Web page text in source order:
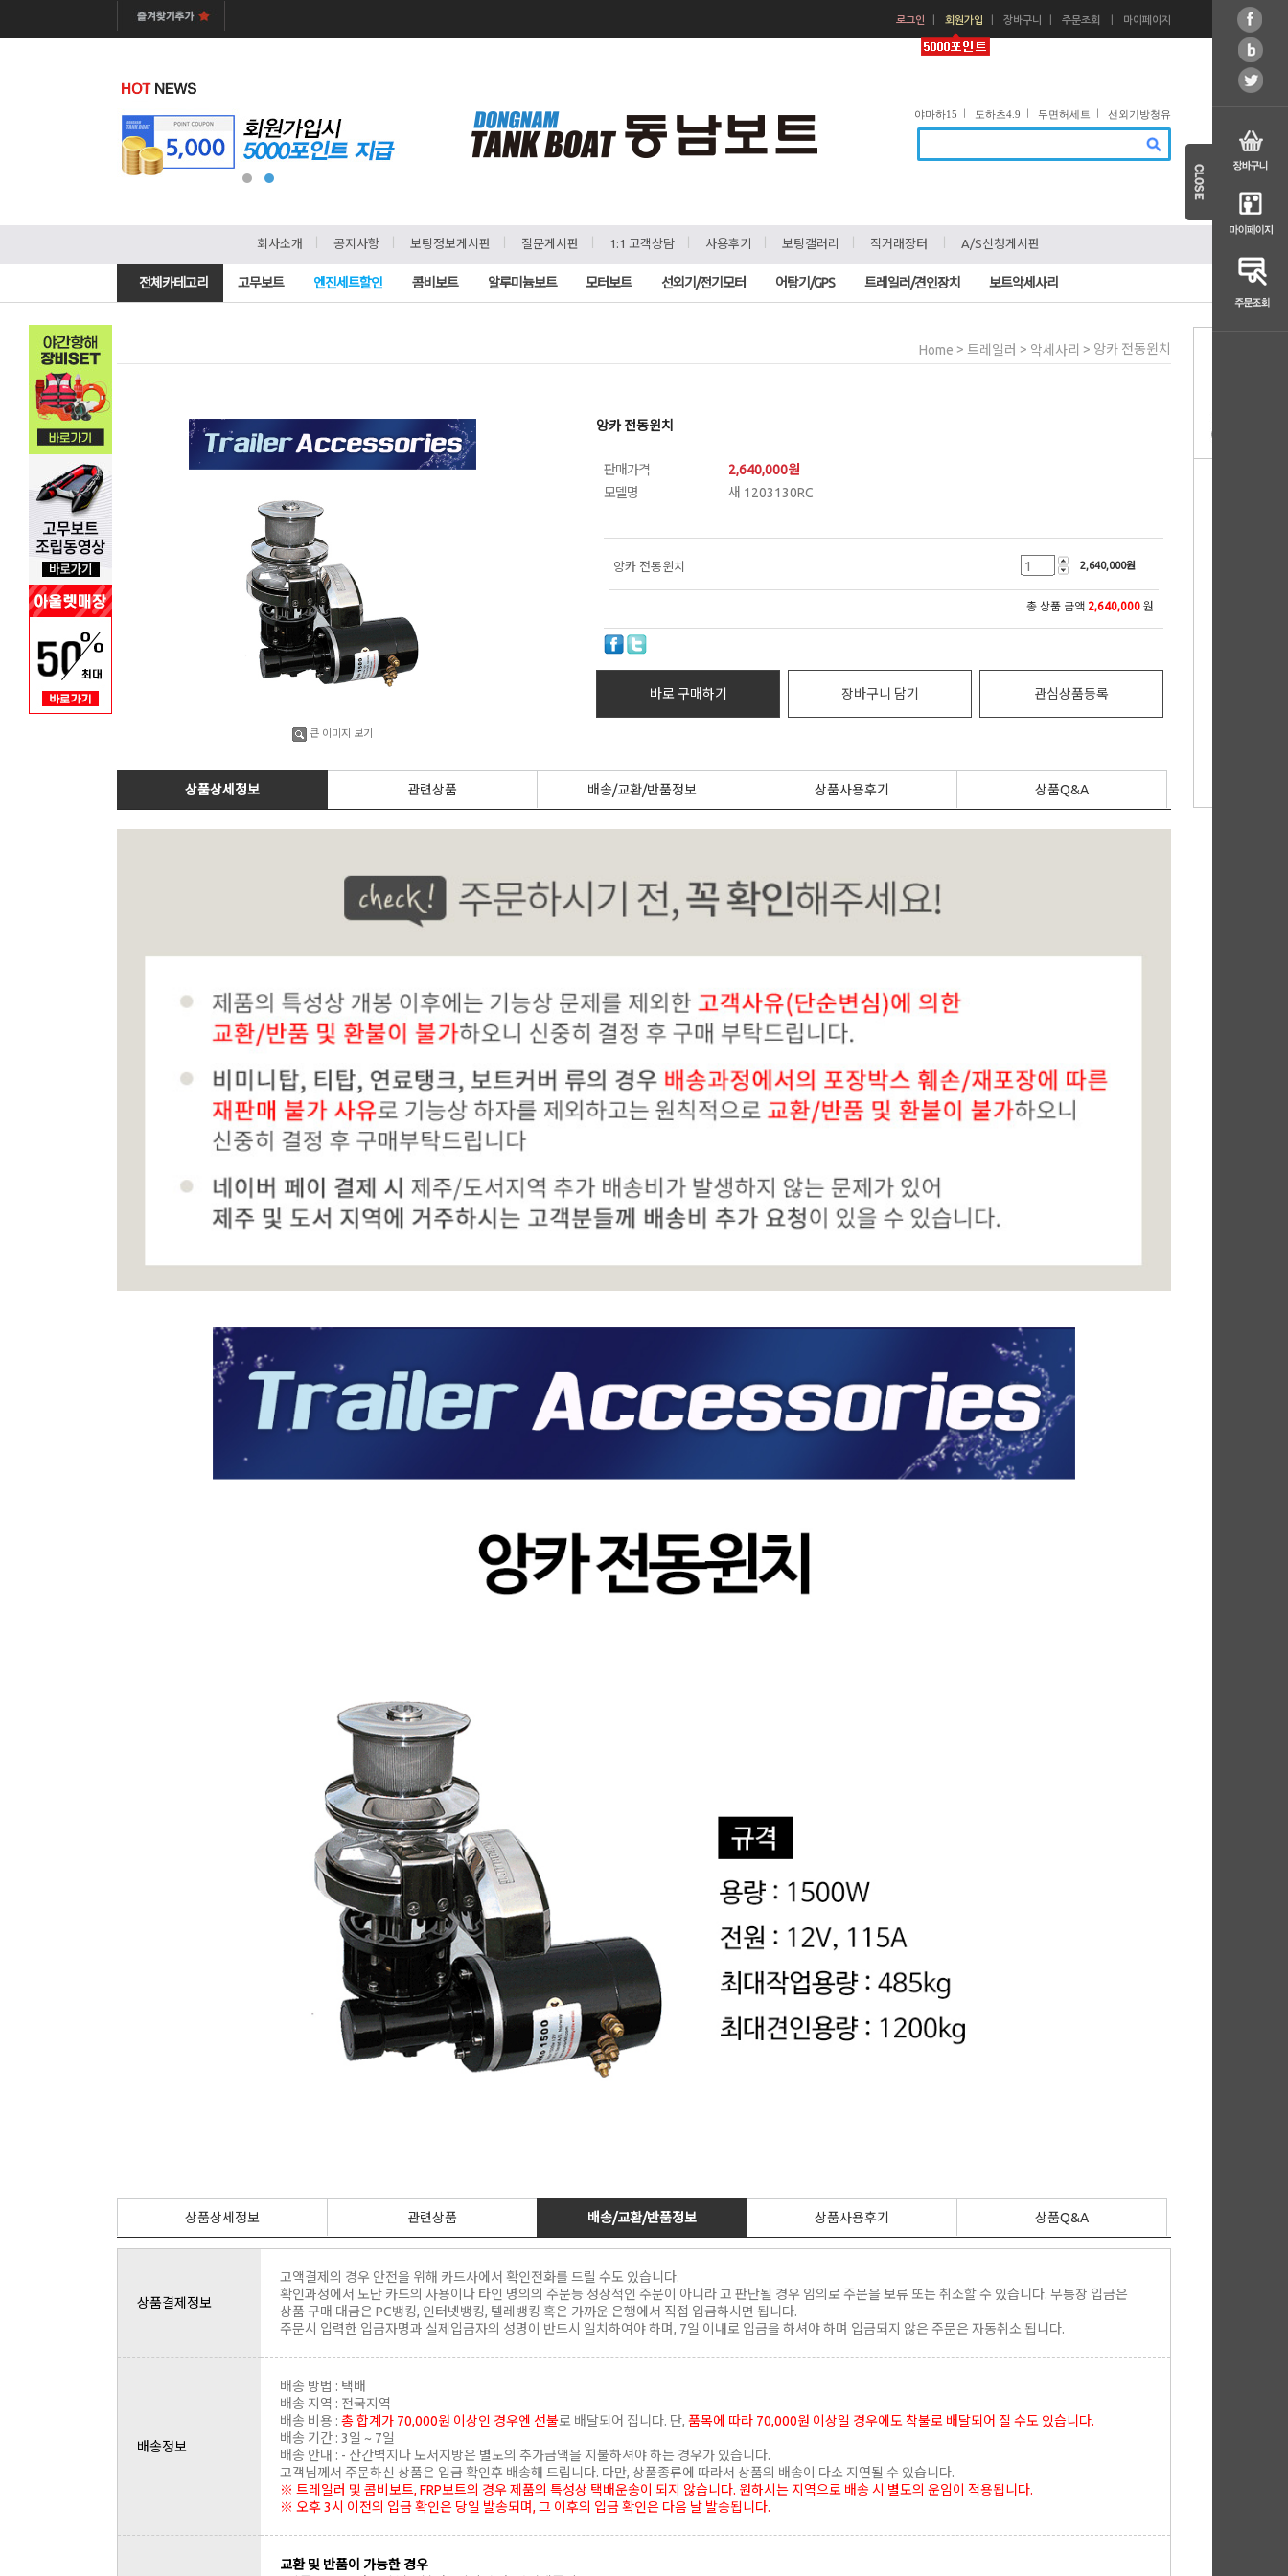
로그인 회원가입 장바구니 주문조회 마이페이지
야마하15 ㅣ 도하츠4.9 ㅣ 무면허세트 ㅣ 선외기방청유
회사소개 공지사항 보팅정보게시판 질문게시판 1:1 고객상담 사용후기 보팅갤러리 직거래장터 A/S신청게시판
전체카테고리 고무보트 엔진세트할인 콤비보트 알루미늄보트 모터보트 선외기/전기모터 어탐기/GPS 트레일러/견인장치 보트악세사리
Home > 트레일러 > 악세사리 > 앙카 전동윈치
큰 이미지 보기
앙카 전동윈치
판매가격 2,640,000원
모델명
새 1203130RC
앙카 전동윈치 2,640,000원
총 상품 금액 2,640,000 원
바로 구매하기 장바구니 담기 관심상품등록
상품상세정보 관련상품 배송/교환/반품정보 상품사용후기 상품Q&A
상품상세정보 관련상품 배송/교환/반품정보 상품사용후기 상품Q&A
상품결제정보
고액결제의 경우 안전을 위해 카드사에서 확인전화를 드릴 수도 있습니다.
확인과정에서 도난 카드의 사용이나 타인 명의의 주문등 정상적인 주문이 아니라 고 판단될 경우 임의로 주문을 보류 또는 취소할 수 있습니다. 무통장 입금은
상품 구매 대금은 PC뱅킹, 인터넷뱅킹, 텔레뱅킹 혹은 가까운 은행에서 직접 입금하시면 됩니다.
주문시 입력한 입금자명과 실제입금자의 성명이 반드시 일치하여야 하며, 7일 이내로 입금을 하셔야 하며 입금되지 않은 주문은 자동취소 됩니다.
배송정보
배송 방법 : 택배
배송 지역 : 전국지역
배송 비용 : 총 합계가 70,000원 이상인 경우엔 선불로 배달되어 집니다. 단, 품목에 따라 70,000원 이상일 경우에도 착불로 배달되어 질 수도 있습니다.
배송 기간 : 3일 ~ 7일
배송 안내 : - 산간벽지나 도서지방은 별도의 추가금액을 지불하셔야 하는 경우가 있습니다.
고객님께서 주문하신 상품은 입금 확인후 배송해 드립니다. 다만, 상품종류에 따라서 상품의 배송이 다소 지연될 수 있습니다.
※ 트레일러 및 콤비보트, FRP보트의 경우 제품의 특성상 택배운송이 되지 않습니다. 원하시는 지역으로 배송 시 별도의 운임이 적용됩니다.
※ 오후 3시 이전의 입금 확인은 당일 발송되며, 그 이후의 입금 확인은 다음 날 발송됩니다.
교환 및 반품이 가능한 경우